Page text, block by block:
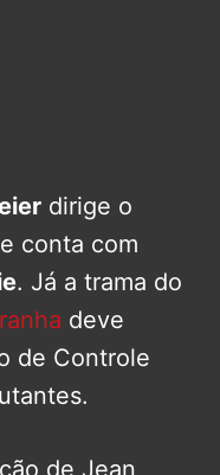
dirige o
conta com
. Já a trama do
deve
de Controle